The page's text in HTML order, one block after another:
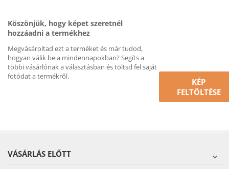
Köszönjük, hogy képet szeretnél
hozzáadni a termékhez
Megvásároltad ezt a terméket és már tudod,
hogyan válik be a mindennapokban? Segíts a
többi vásárlónak a választásban és töltsd fel saját
fotódat a termékről.
KÉP
FELTÖLTÉSE
VÁSÁRLÁS ELŐTT